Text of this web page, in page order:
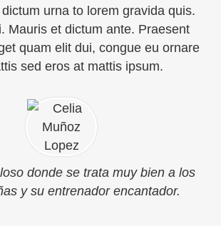
urna to lorem gravida quis.
Mauris et dictum ante. Praesent
quam elit dui, congue eu ornare
sed eros at mattis ipsum.
donde se trata muy bien a los
y su entrenador encantador.